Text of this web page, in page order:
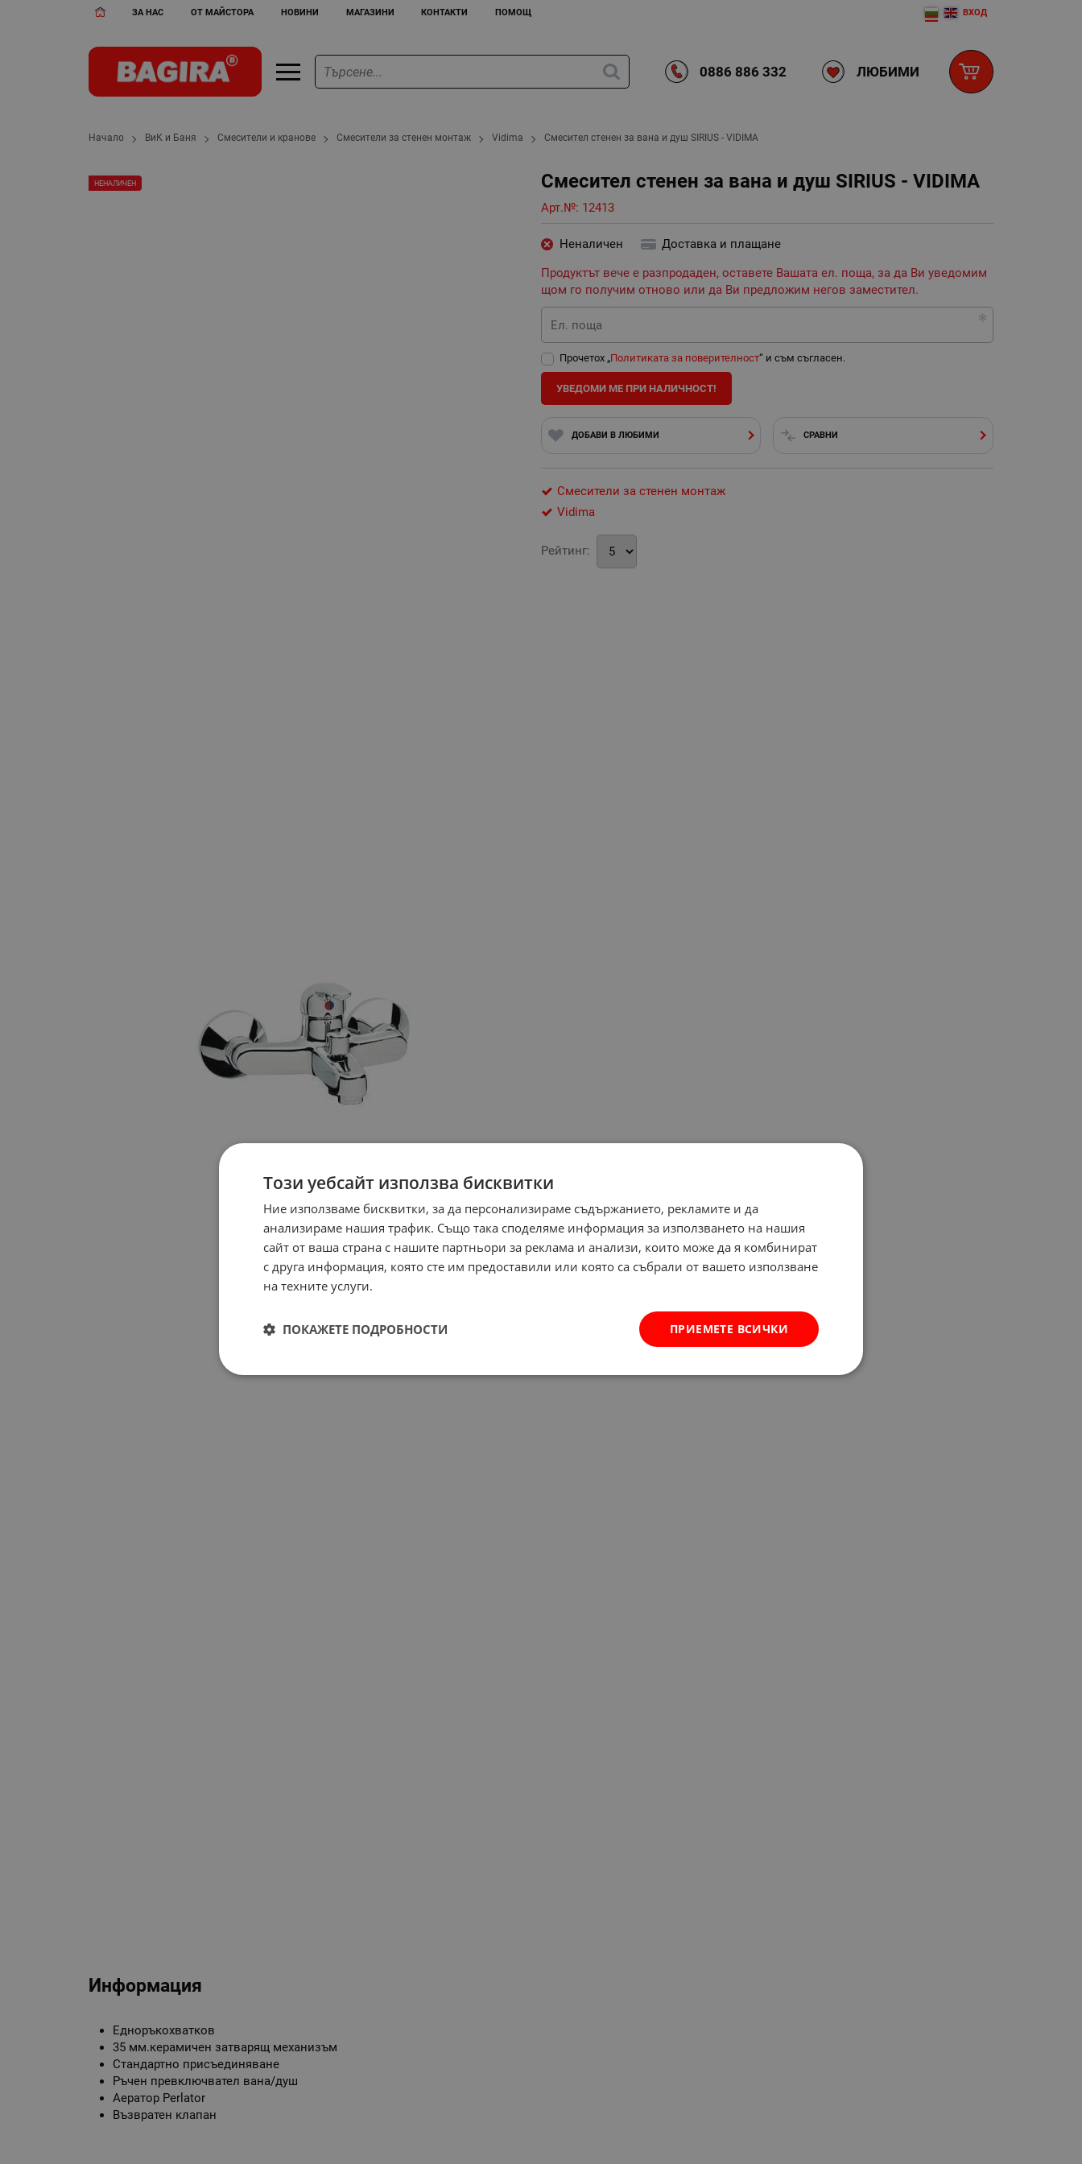
ЗА НАС ОТ МАЙСТОРА НОВИНИ МАГАЗИНИ КОНТАКТИ ПОМОЩ ВХОД
0886 886 332 ЛЮБИМИ
Начало ВиК и Баня Смесители и кранове Смесители за стенен монтаж Vidima Смесител стенен за вана и душ SIRIUS - VIDIMA
Смесител стенен за вана и душ SIRIUS - VIDIMA
Арт.№: 12413
НЕНАЛИЧЕН
Неналичен
Доставка и плащане
Продуктът вече е разпродаден, оставете Вашата ел. поща, за да Ви уведомим
щом го получим отново или да Ви предложим негов заместител.
Ел. поща
Прочетох „Политиката за поверителност“ и съм съгласен.
УВЕДОМИ МЕ ПРИ НАЛИЧНОСТ!
ДОБАВИ В ЛЮБИМИ СРАВНИ
Смесители за стенен монтаж
Vidima
Рейтинг:
Информация
Едноръкохватков
35 мм.керамичен затварящ механизъм
Стандартно присъединяване
Ръчен превключвател вана/душ
Аератор Perlator
Възвратен клапан
Този уебсайт използва бисквитки
Ние използваме бисквитки, за да персонализираме съдържанието, рекламите и да
анализираме нашия трафик. Също така споделяме информация за използването на нашия
сайт от ваша страна с нашите партньори за реклама и анализи, които може да я комбинират
с друга информация, която сте им предоставили или която са събрали от вашето използване
на техните услуги.
ПРИЕМЕТЕ ВСИЧКИ
ПОКАЖЕТЕ ПОДРОБНОСТИ